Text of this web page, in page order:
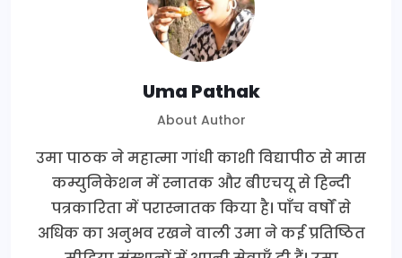
Uma Pathak
About Author
उमा पाठक ने महात्मा गांधी काशी विद्यापीठ से मास
कम्युनिकेशन में स्नातक और बीएचयू से हिन्दी
पत्रकारिता में परास्नातक किया है। पाँच वर्षों से
अधिक का अनुभव रखने वाली उमा ने कई प्रतिष्ठित